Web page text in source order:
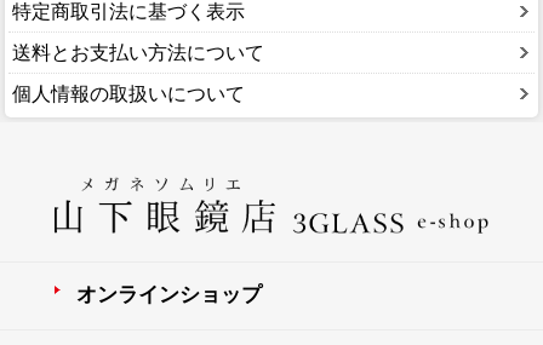
特定商取引法に基づく表示
送料とお支払い方法について
個人情報の取扱いについて
オンラインショップ